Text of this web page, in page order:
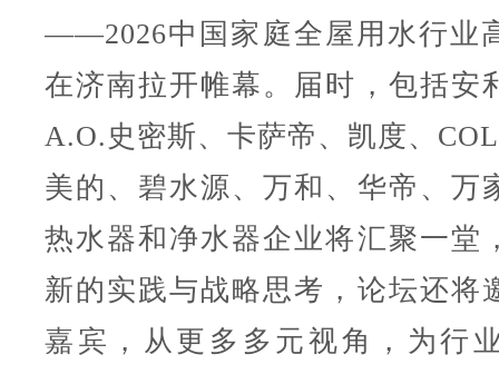
——2026中国家庭全屋用水行业
在济南拉开帷幕。届时，包括安
A.O.史密斯、卡萨帝、凯度、
美的、碧水源、万和、华帝、万
热水器和净水器企业将汇聚一堂
新的实践与战略思考，论坛还将
嘉宾，从更多多元视角，为行